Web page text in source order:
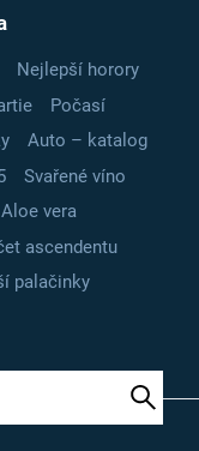
Nejlepší horory
Počasí
Auto – katalog
Svařené víno
Aloe vera
ascendentu
palačinky